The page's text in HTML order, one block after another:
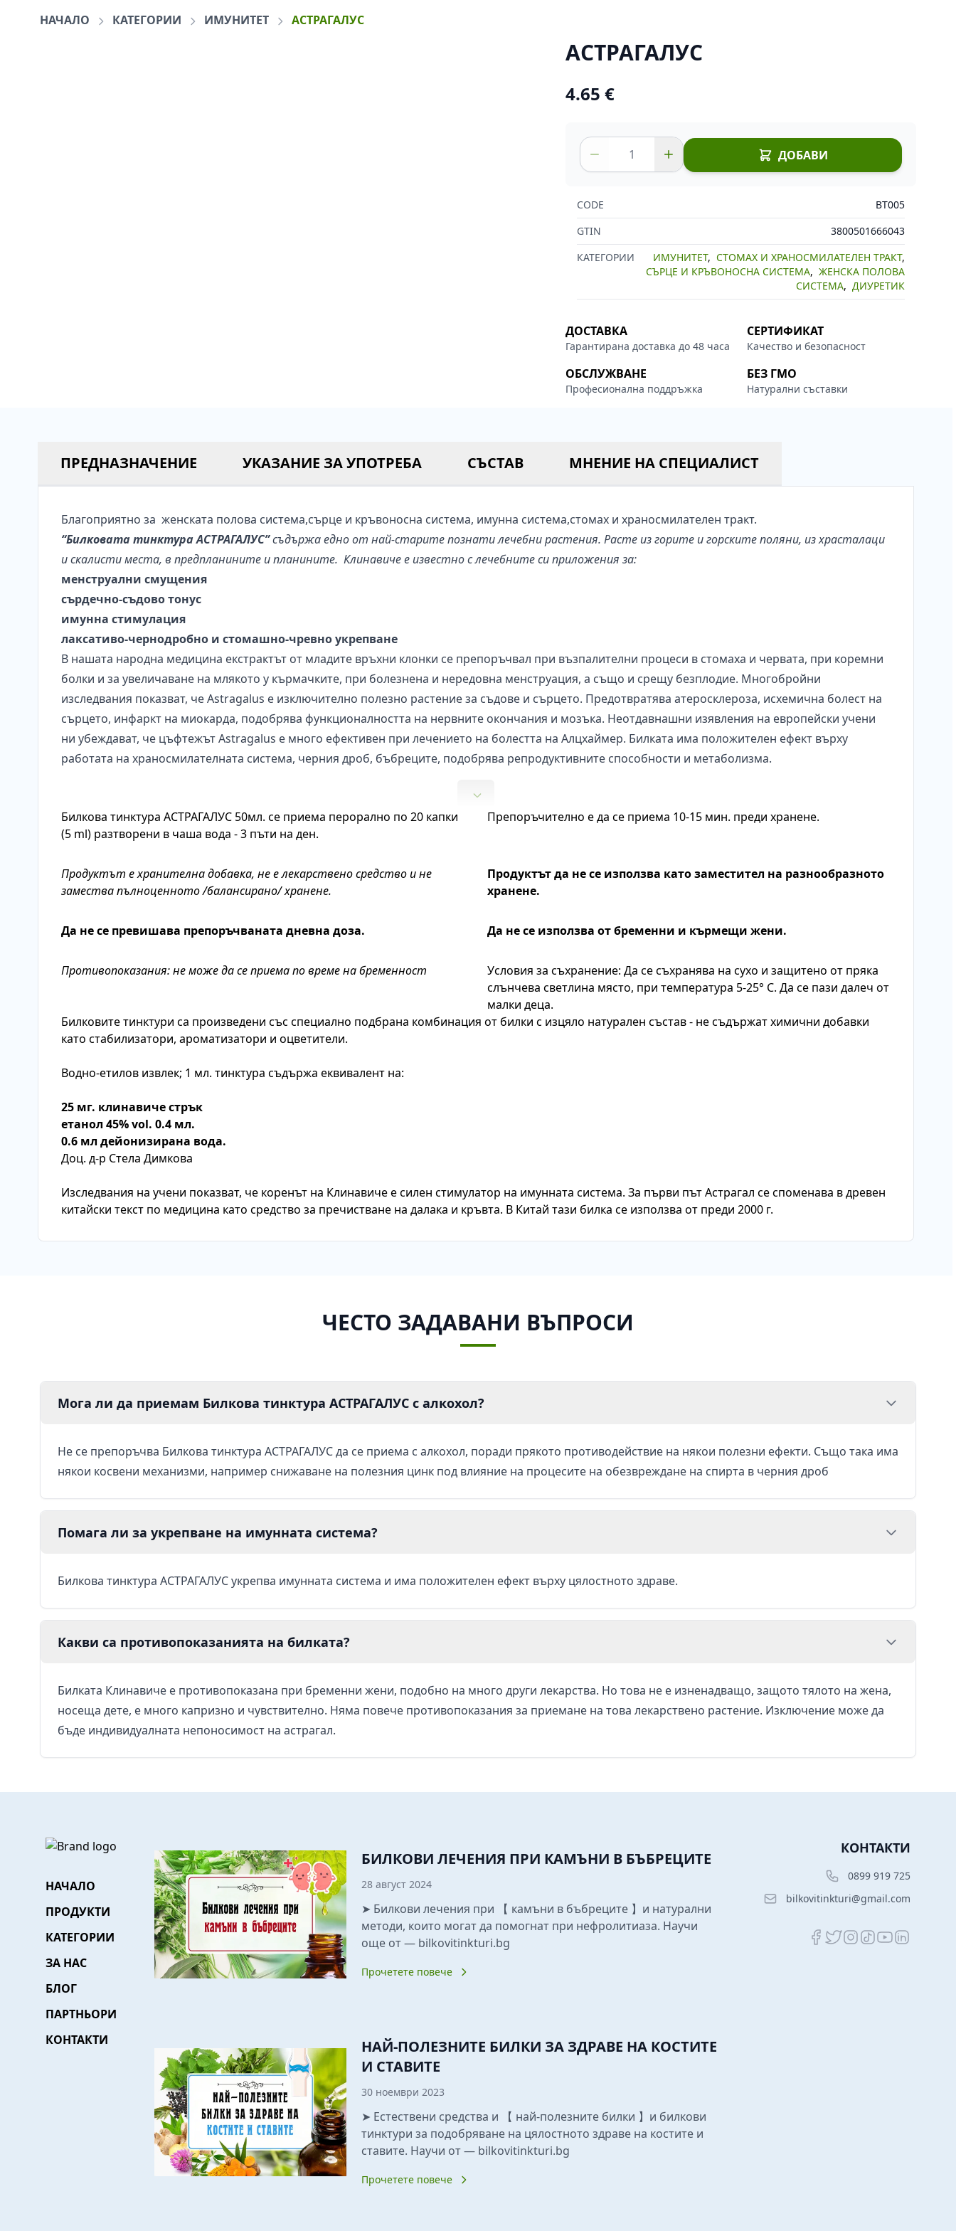
НАЧАЛО КАТЕГОРИИ ИМУНИТЕТ АСТРАГАЛУС
АСТРАГАЛУС
4.65 €
ДОБАВИ
CODE
BT005
GTIN
3800501666043
КАТЕГОРИИ
ИМУНИТЕТ, СТОМАХ И ХРАНОСМИЛАТЕЛЕН ТРАКТ,
СЪРЦЕ И КРЪВОНОСНА СИСТЕМА, ЖЕНСКА ПОЛОВА
СИСТЕМА, ДИУРЕТИК
ДОСТАВКА
Гарантирана доставка до 48 часа
СЕРТИФИКАТ
Качество и безопасност
ОБСЛУЖВАНЕ
Професионална поддръжка
БЕЗ ГМО
Натурални съставки
ПРЕДНАЗНАЧЕНИЕ УКАЗАНИЕ ЗА УПОТРЕБА СЪСТАВ МНЕНИЕ НА СПЕЦИАЛИСТ
Благоприятно за женската полова система,сърце и кръвоносна система, имунна система,стомах и храносмилателен тракт.
“Билковата тинктура АСТРАГАЛУС”съдържа едно от най-старите познати лечебни растения. Расте из горите и горските поляни, из храсталаци
и скалисти места, в предпланините и планините. Клинавиче е известно с лечебните си приложения за:
менструални смущения
сърдечно-съдово тонус
имунна стимулация
лаксативо-чернодробно и стомашно-чревно укрепване
В нашата народна медицина екстрактът от младите връхни клонки се препоръчвал при възпалителни процеси в стомаха и червата, при коремни
болки и за увеличаване на млякото у кърмачките, при болезнена и нередовна менструация, а също и срещу безплодие. Многобройни
изследвания показват, че Astragalus е изключително полезно растение за съдове и сърцето. Предотвратява атеросклероза, исхемична болест на
сърцето, инфаркт на миокарда, подобрява функционалността на нервните окончания и мозъка. Неотдавнашни изявления на европейски учени
ни убеждават, че цъфтежът Astragalus е много ефективен при лечението на болестта на Алцхаймер. Билката има положителен ефект върху
работата на храносмилателната система, черния дроб, бъбреците, подобрява репродуктивните способности и метаболизма.
Билкова тинктура АСТРАГАЛУС 50мл. се приема перорално по 20 капки
(5 ml) разтворени в чаша вода - 3 пъти на ден.
Препоръчително е да се приема 10-15 мин. преди хранене.
Продуктът е хранителна добавка, не е лекарствено средство и не
замества пълноценното /балансирано/ хранене.
Продуктът да не се използва като заместител на разнообразното
хранене.
Да не се превишава препоръчваната дневна доза. Да не се използва от бременни и кърмещи жени.
Противопоказания: не може да се приема по време на бременност
Условия за съхранение: Да се съхранява на сухо и защитено от пряка
слънчева светлина място, при температура 5-25° С. Да се пази далеч от
малки деца.
Билковите тинктури са произведени със специално подбрана комбинация от билки с изцяло натурален състав - не съдържат химични добавки
като стабилизатори, ароматизатори и оцветители.
Водно-етилов извлек; 1 мл. тинктура съдържа еквивалент на:
25 мг. клинавиче стрък
етанол 45% vol. 0.4 мл.
0.6 мл дейонизирана вода.
Доц. д-р Стела Димкова
Изследвания на учени показват, че коренът на Клинавиче е силен стимулатор на имунната система. За първи път Астрагал се споменава в древен
китайски текст по медицина като средство за пречистване на далака и кръвта. В Китай тази билка се използва от преди 2000 г.
ЧЕСТО ЗАДАВАНИ ВЪПРОСИ
Мога ли да приемам Билкова тинктура АСТРАГАЛУС с алкохол?
Не се препоръчва Билкова тинктура АСТРАГАЛУС да се приема с алкохол, поради прякото противодействие на някои полезни ефекти. Също така има
някои косвени механизми, например снижаване на полезния цинк под влияние на процесите на обезвреждане на спирта в черния дроб
Помага ли за укрепване на имунната система?
Билкова тинктура АСТРАГАЛУС укрепва имунната система и има положителен ефект върху цялостното здраве.
Какви са противопоказанията на билката?
Билката Клинавиче е противопоказана при бременни жени, подобно на много други лекарства. Но това не е изненадващо, защото тялото на жена,
носеща дете, е много капризно и чувствително. Няма повече противопоказания за приемане на това лекарствено растение. Изключение може да
бъде индивидуалната непоносимост на астрагал.
НАЧАЛО
ПРОДУКТИ
КАТЕГОРИИ
ЗА НАС
БЛОГ
ПАРТНЬОРИ
КОНТАКТИ
БИЛКОВИ ЛЕЧЕНИЯ ПРИ КАМЪНИ В БЪБРЕЦИТЕ
28 август 2024
➤ Билкови лечения при 【 камъни в бъбреците 】и натурални
методи, които могат да помогнат при нефролитиаза. Научи
още от — bilkovitinkturi.bg
Прочетете повече
НАЙ-ПОЛЕЗНИТЕ БИЛКИ ЗА ЗДРАВЕ НА КОСТИТЕ
И СТАВИТЕ
30 ноември 2023
➤ Естествени средства и 【 най-полезните билки 】и билкови
тинктури за подобряване на цялостното здраве на костите и
ставите. Научи от — bilkovitinkturi.bg
Прочетете повече
КОНТАКТИ
0899 919 725
bilkovitinkturi@gmail.com